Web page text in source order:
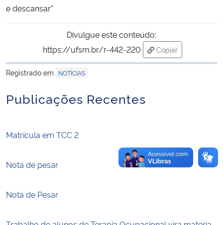
Secretaria de Governo
Gabinete de Segurança Institucional
Advocacia-Geral da União
e descansar”
Divulgue este conteúdo:
https://ufsm.br/r-442-220
Copiar
para área de
Registrado em
NOTÍCIAS
Publicações Recentes
Matrícula em TCC 2
Nota de pesar
Nota de Pesar